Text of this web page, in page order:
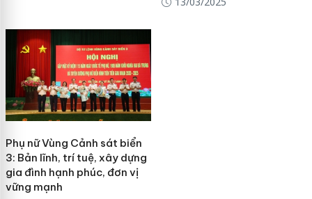
Phụ nữ Vùng Cảnh sát biển
3: Bản lĩnh, trí tuệ, xây dựng
gia đình hạnh phúc, đơn vị
vững mạnh